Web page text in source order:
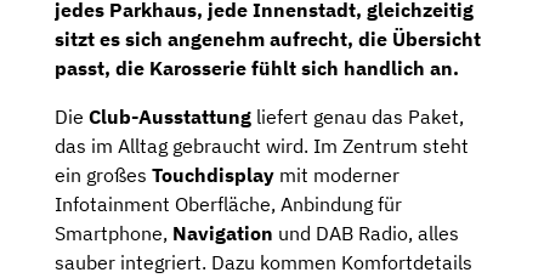
jedes Parkhaus, jede Innenstadt, gleichzeitig
sitzt es sich angenehm aufrecht, die Übersicht
passt, die Karosserie fühlt sich handlich an.
Die Club-Ausstattung liefert genau das Paket,
das im Alltag gebraucht wird. Im Zentrum steht
ein großes Touchdisplay mit moderner
Infotainment Oberfläche, Anbindung für
Smartphone, Navigation und DAB Radio, alles
sauber integriert. Dazu kommen Komfortdetails